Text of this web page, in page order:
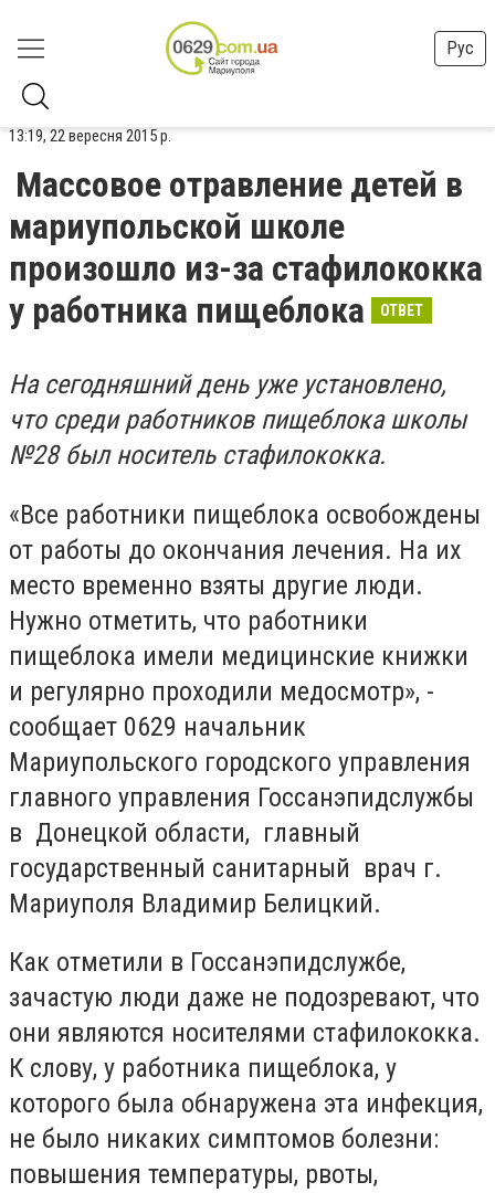
Рус
13:19, 22 вересня 2015 р.
Массовое отравление детей в
мариупольской школе
произошло из-за стафилококка
у работника пищеблока
ОТВЕТ
На сегодняшний день уже установлено,
что среди работников пищеблока школы
№28 был носитель стафилококка.
«Все работники пищеблока освобождены
от работы до окончания лечения. На их
место временно взяты другие люди.
Нужно отметить, что работники
пищеблока имели медицинские книжки
и регулярно проходили медосмотр», -
сообщает 0629 начальник
Мариупольского городского управления
главного управления Госсанэпидслужбы
в Донецкой области, главный
государственный санитарный врач г.
Мариуполя Владимир Белицкий.
Как отметили в Госсанэпидслужбе,
зачастую люди даже не подозревают, что
они являются носителями стафилококка.
К слову, у работника пищеблока, у
которого была обнаружена эта инфекция,
не было никаких симптомов болезни:
повышения температуры, рвоты,